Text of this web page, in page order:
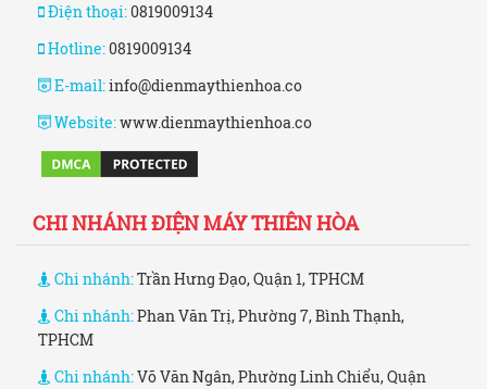
Điện thoại:0819009134
Hotline:0819009134
E-mail:info@dienmaythienhoa.co
Website:www.dienmaythienhoa.co
CHI NHÁNH ĐIỆN MÁY THIÊN HÒA
Chi nhánh:Trần Hưng Đạo, Quận 1, TPHCM
Chi nhánh:Phan Văn Trị, Phường 7, Bình Thạnh,
TPHCM
Chi nhánh:Võ Văn Ngân, Phường Linh Chiểu, Quận